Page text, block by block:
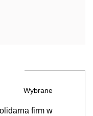
Wybrane
firm w